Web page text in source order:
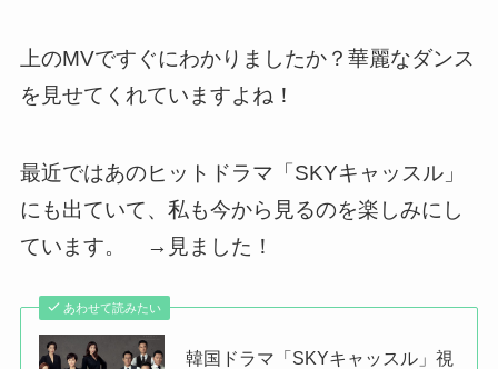
上のMVですぐにわかりましたか？華麗なダンス
を見せてくれていますよね！
最近ではあのヒットドラマ「SKYキャッスル」
にも出ていて、私も今から見るのを楽しみにし
ています。 →見ました！
あわせて読みたい
韓国ドラマ「SKYキャッスル」視